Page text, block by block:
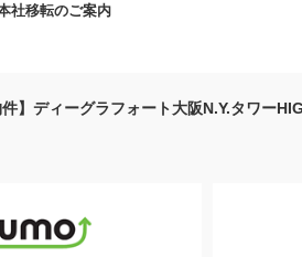
社移転のご案内
件】ディーグラフォート大阪N.Y.タワー